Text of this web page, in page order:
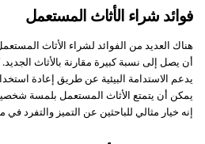
فوائد شراء الأثاث المستعمل
هناك العديد من الفوائد لشراء الأثاث
أن يصل إلى نسبة كبيرة مقارنة بالأثاث
يدعم الاستدامة البيئية عن طريق إعادة
يمكن أن يتمتع الأثاث المستعمل بلمسة
إنه خيار مثالي للباحثين عن التميز والتفرد في